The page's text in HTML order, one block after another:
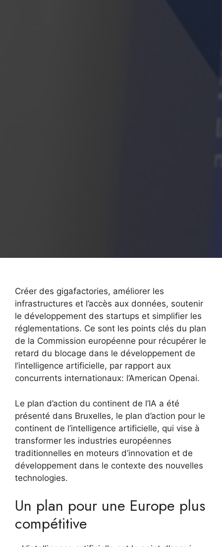
Créer des gigafactories, améliorer les
infrastructures et l’accès aux données, soutenir
le développement des startups et simplifier les
réglementations. Ce sont les points clés du plan
de la Commission européenne pour récupérer le
retard du blocage dans le développement de
l’intelligence artificielle, par rapport aux
concurrents internationaux: l’American Openai.
Le plan d’action du continent de l’IA a été
présenté dans Bruxelles, le plan d’action pour le
continent de l’intelligence artificielle, qui vise à
transformer les industries européennes
traditionnelles en moteurs d’innovation et de
développement dans le contexte des nouvelles
technologies.
Un plan pour une Europe plus
compétitive